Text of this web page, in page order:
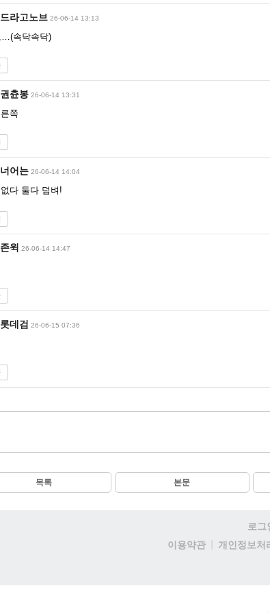
드라고노브 26-06-14 13:13
…(속닥속닥)
권츈봉 26-06-14 13:31
쪽
너어는 26-06-14 14:04
다 둘다 덤벼!
존윅 26-06-14 14:47
롯데검 26-06-15 07:36
목록 본문
로그
이용약관
개인정보처